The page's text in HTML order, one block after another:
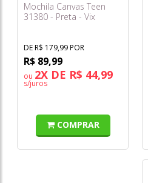
Mochila Canvas Teen
31380 - Preta - Vix
DE R$ 179,99 POR
R$ 89,99
ou 2X DE R$ 44,99
s/juros
COMPRAR